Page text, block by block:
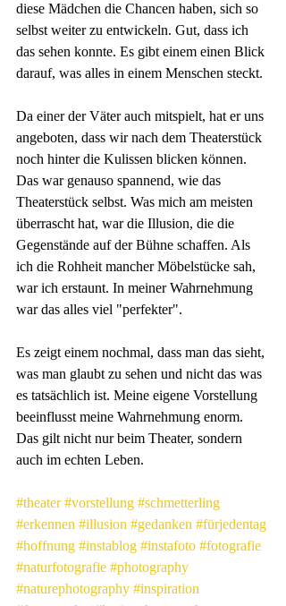
diese Mädchen die Chancen haben, sich so
selbst weiter zu entwickeln. Gut, dass ich
das sehen konnte. Es gibt einem einen Blick
darauf, was alles in einem Menschen steckt.
Da einer der Väter auch mitspielt, hat er uns
angeboten, dass wir nach dem Theaterstück
noch hinter die Kulissen blicken können.
Das war genauso spannend, wie das
Theaterstück selbst. Was mich am meisten
überrascht hat, war die Illusion, die die
Gegenstände auf der Bühne schaffen. Als
ich die Rohheit mancher Möbelstücke sah,
war ich erstaunt. In meiner Wahrnehmung
war das alles viel "perfekter".
Es zeigt einem nochmal, dass man das sieht,
was man glaubt zu sehen und nicht das was
es tatsächlich ist. Meine eigene Vorstellung
beeinflusst meine Wahrnehmung enorm.
Das gilt nicht nur beim Theater, sondern
auch im echten Leben.
#theater #vorstellung #schmetterling
#erkennen #illusion #gedanken #fürjedentag
#hoffnung #instablog #instafoto #fotografie
#naturfotografie #photography
#naturephotography #inspiration